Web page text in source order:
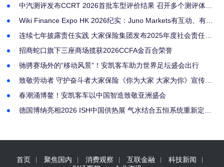
中汽测评发布CCRT 2026首批车型评价结果 召开多个测评体系
Wiki Finance Expo HK 2026纪实：Juno Markets有互动、有奖
连续七年披露责任实践 大家保险集团发布2025年度社会责任报
招商蛇口旗下三座商场揽获2026CCFA金百合荣誉
驰骋赛场外的“移动风景”！安凯客车助力世界足坛盛会出行
致敬劳动者 守护奋斗者大家保险《你为大家 大家为你》宣传片
春潮涌博鳌！安凯客车以中国智造致敬亚洲盛会
德国博纳亮相2026 ISH中国供热展 气水结合五恒系统重新定义
首页 聚焦国内 消费观察 互联金融
科技新闻